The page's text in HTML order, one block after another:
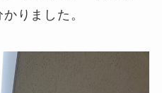
りました。